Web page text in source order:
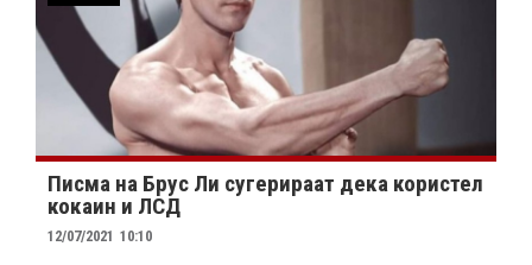
Писма на Брус Ли сугерираат дека користел
кокаин и ЛСД
12/07/2021 10:10